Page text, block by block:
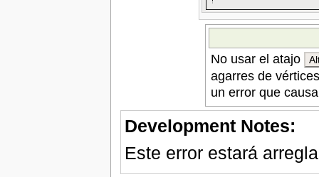
No usar el atajo
agarres de
un error que
Development Notes:
Este error estará